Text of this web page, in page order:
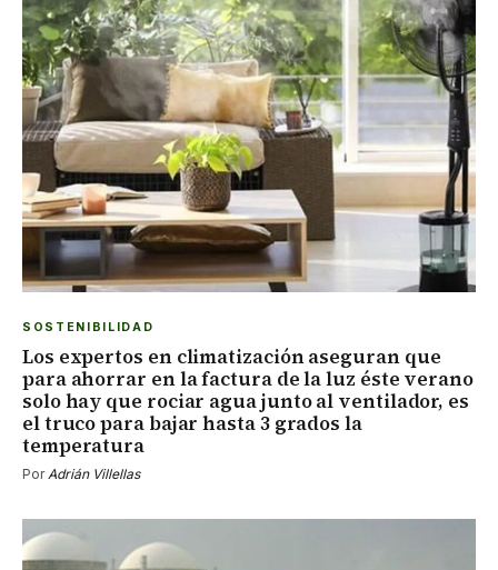
SOSTENIBILIDAD
Los expertos en climatización aseguran que
para ahorrar en la factura de la luz éste verano
solo hay que rociar agua junto al ventilador, es
el truco para bajar hasta 3 grados la
temperatura
PorAdrián Villellas